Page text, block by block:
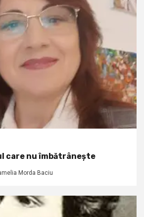
care nu îmbătrânește
Morda Baciu